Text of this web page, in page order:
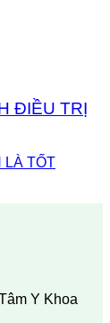
ĐIỀU TRỊ
LÀ TỐT
Y Khoa